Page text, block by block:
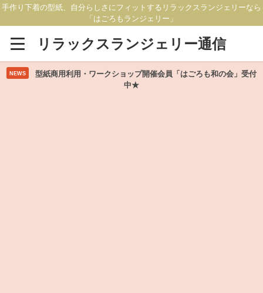
手作り下着の型紙、自分らしさにフィットするリラックスランジェリーなら
「はごろもランジェリー」
リラックスランジェリー通信
NEWS
型紙商用利用・ワークショップ開催会員「はごろも和の会」受付
中★